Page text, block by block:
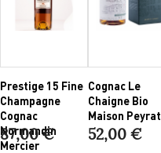
Prestige 15 Fine
Champagne
Cognac
Normandin
Mercier
87,00 €
Cognac Le
Chaigne Bio
Maison Peyrat
52,00 €